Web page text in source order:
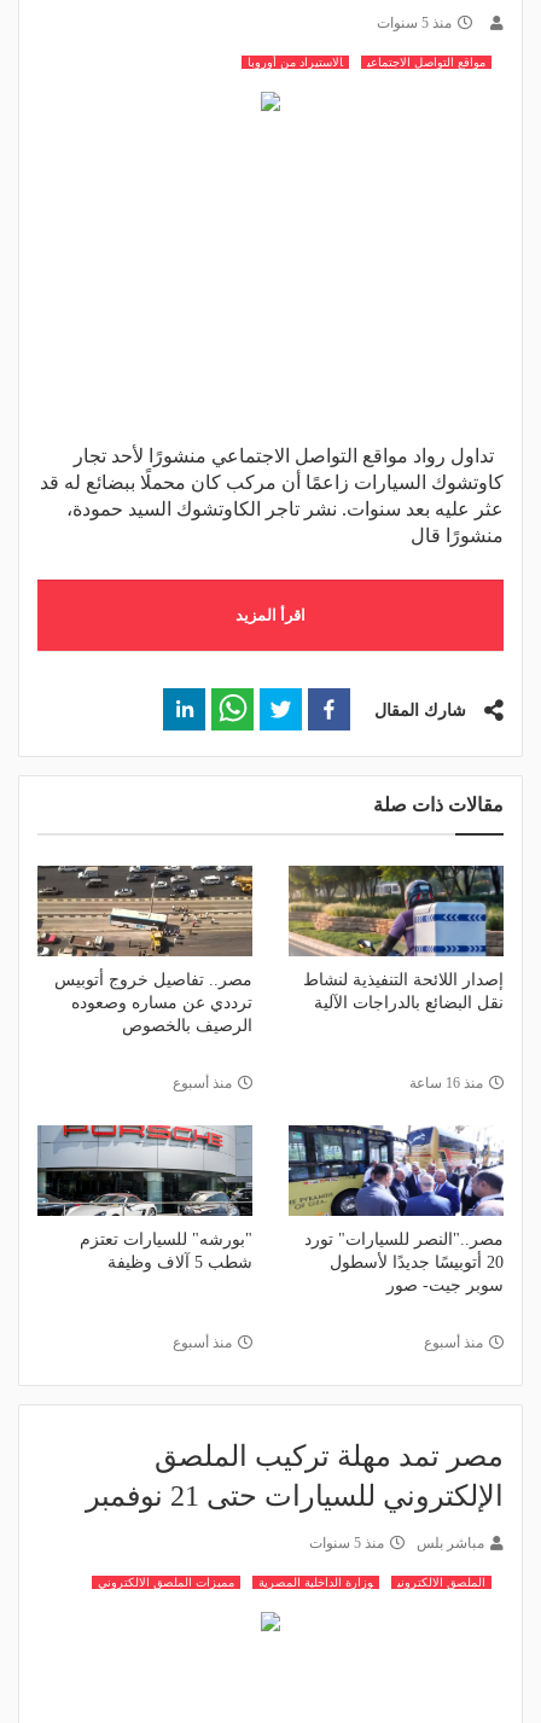
منذ 5 سنوات
مواقع التواصل الاجتماعي الاستيراد من أوروبا
تداول رواد مواقع التواصل الاجتماعي منشورًا لأحد تجار
كاوتشوك السيارات زاعمًا أن مركب كان محملًا ببضائع له قد
عثر عليه بعد سنوات. نشر تاجر الكاوتشوك السيد حمودة،
منشورًا قال
اقرأ المزيد
شارك المقال
مقالات ذات صلة
إصدار اللائحة التنفيذية لنشاط
نقل البضائع بالدراجات الآلية
منذ 16 ساعة
مصر.. تفاصيل خروج أتوبيس
ترددي عن مساره وصعوده
الرصيف بالخصوص
منذ أسبوع
مصر.."النصر للسيارات" تورد
20 أتوبيسًا جديدًا لأسطول
سوبر جيت- صور
منذ أسبوع
"بورشه" للسيارات تعتزم
شطب 5 آلاف وظيفة
منذ أسبوع
مصر تمد مهلة تركيب الملصق
الإلكتروني للسيارات حتى 21 نوفمبر
مباشر بلس منذ 5 سنوات
الملصق الالكتروني وزارة الداخلية المصرية مميزات الملصق الالكتروني